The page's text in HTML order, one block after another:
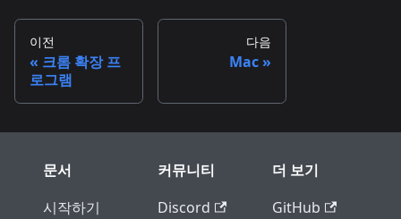
이전
크롬 확장 프
로그램
다음
Mac
문서
시작하기
커뮤니티
Discord
더 보기
GitHub